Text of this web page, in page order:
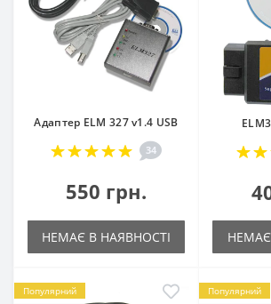
Адаптер ELM 327 v1.4 USB
34
550 грн.
НЕМАЄ В НАЯВНОСТІ
Популярний
Популярний